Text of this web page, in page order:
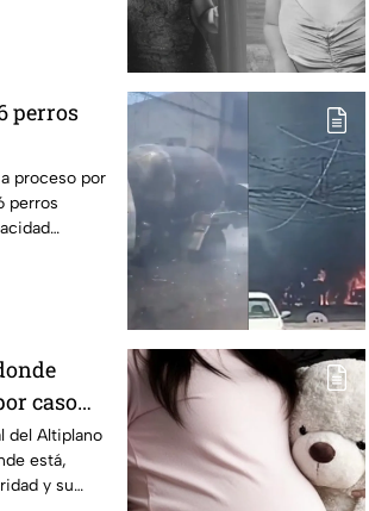
perros
proceso por
perros
caso
del Altiplano
está,
y su